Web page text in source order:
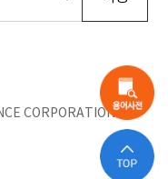
CORPORATION All